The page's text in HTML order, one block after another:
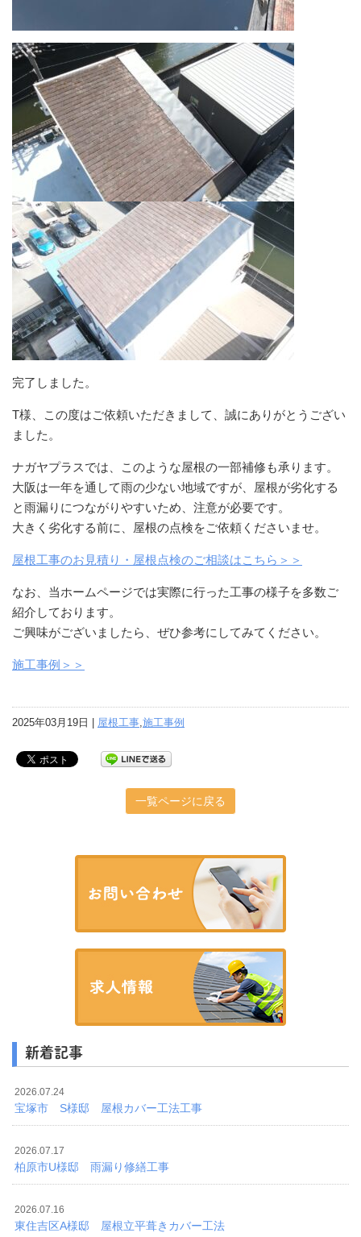
完了しました。
T様、この度はご依頼いただきまして、誠にありがとうござい
ました。
ナガヤプラスでは、このような屋根の一部補修も承ります。
大阪は一年を通して雨の少ない地域ですが、屋根が劣化する
と雨漏りにつながりやすいため、注意が必要です。
大きく劣化する前に、屋根の点検をご依頼くださいませ。
屋根工事のお見積り・屋根点検のご相談はこちら＞＞
なお、当ホームページでは実際に行った工事の様子を多数ご
紹介しております。
ご興味がございましたら、ぜひ参考にしてみてください。
施工事例＞＞
2025年03月19日 | 屋根工事 施工事例
一覧ページに戻る
新着記事
2026.07.24
宝塚市 S様邸 屋根カバー工法工事
2026.07.17
柏原市U様邸 雨漏り修繕工事
2026.07.16
東住吉区A様邸 屋根立平葺きカバー工法